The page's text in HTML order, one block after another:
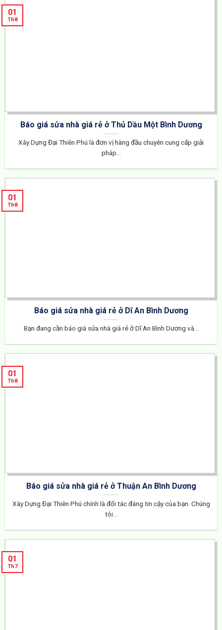
Báo giá sửa nhà giá rẻ ở Thủ Dầu Một Bình Dương
Xây Dựng Đại Thiên Phú là đơn vị hàng đầu chuyên cung cấp giải
pháp...
01
Th8
Báo giá sửa nhà giá rẻ ở Dĩ An Bình Dương
Bạn đang cần báo giá sửa nhà giá rẻ ở Dĩ An Bình Dương và...
01
Th8
Báo giá sửa nhà giá rẻ ở Thuận An Bình Dương
Xây Dựng Đại Thiên Phú chính là đối tác đáng tin cậy của bạn. Chúng
tôi...
01
Th8
01
Th7